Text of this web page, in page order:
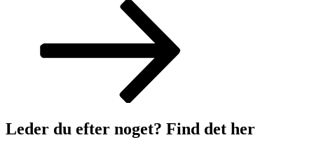
Leder du efter noget? Find det her